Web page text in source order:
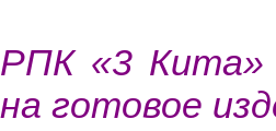
РПК «3 Кита»
на готовое